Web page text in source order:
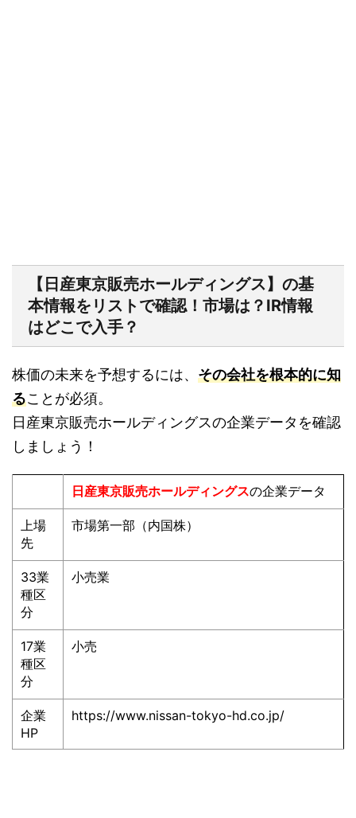
【日産東京販売ホールディングス】の基
本情報をリストで確認！市場は？IR情報
はどこで入手？
株価の未来を予想するには、 その会社を根本的に知
ることが必須。
日産東京販売ホールディングスの企業データを確認
しましょう！
日産東京販売ホールディングスの企業データ
上場
先
市場第一部（内国株）
33業
種区
分
小売業
17業
種区
分
小売
企業
HP
https://www.nissan-tokyo-hd.co.jp/